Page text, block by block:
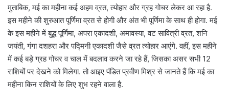
मुताबिक, मई का महीना कई अहम व्रत, त्योहार और ग्रह गोचर लेकर आ रहा है.
इस महीने की शुरुआत पूर्णिमा व्रत से होगी और अंत भी पूर्णिमा के साथ ही होगा. मई
के इस महीने में बुद्ध पूर्णिमा, अपरा एकादशी, अमावस्या, वट सावित्री व्रत, शनि
जयंती, गंगा दशहरा और पद्मिनी एकादशी जैसे व्रत त्योहार आएंगे. वहीं, इस महीने
में कई बड़े ग्रह गोचर व चाल में बदलाव करने जा रहे हैं, जिसका असर सभी 12
राशियों पर देखने को मिलेगा. तो आइए पंडित प्रवीण मिश्र से जानते हैं कि मई का
महीना किन राशियों के लिए शुभ रहने वाला है.